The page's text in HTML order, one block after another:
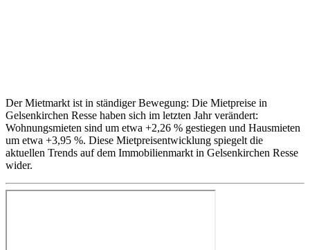
Der Mietmarkt ist in ständiger Bewegung: Die Mietpreise in
Gelsenkirchen Resse haben sich im letzten Jahr verändert:
Wohnungsmieten sind um etwa +2,26 % gestiegen und Hausmieten
um etwa +3,95 %. Diese Mietpreisentwicklung spiegelt die
aktuellen Trends auf dem Immobilienmarkt in Gelsenkirchen Resse
wider.